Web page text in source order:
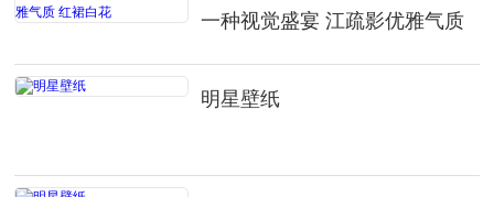
一种视觉盛宴 江疏影优雅气质
明星壁纸